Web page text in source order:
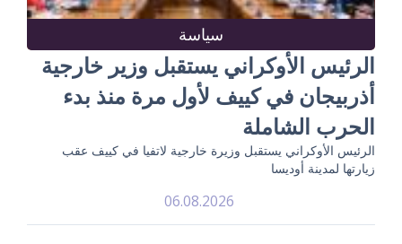
سياسة
الرئيس الأوكراني يستقبل وزير خارجية
أذربيجان في كييف لأول مرة منذ بدء
الحرب الشاملة
الرئيس الأوكراني يستقبل وزيرة خارجية لاتفيا في كييف عقب
زيارتها لمدينة أوديسا
06.08.2026